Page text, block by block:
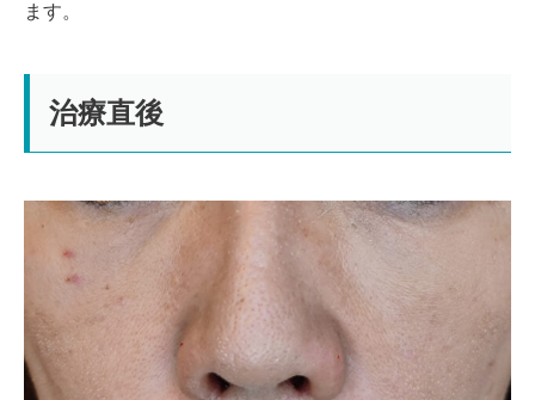
ます。
治療直後